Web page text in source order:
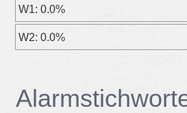
W1: 0.0%
W2: 0.0%